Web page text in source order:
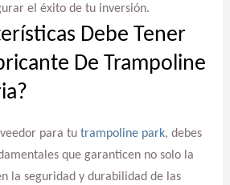
el éxito de tu inversión.
Debe Tener
De Trampoline
para tu trampoline park, debes
que garanticen no solo la
la seguridad y durabilidad de las